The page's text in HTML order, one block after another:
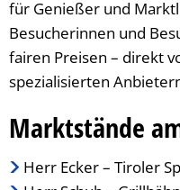
für Genießer und
Besucherinnen und
fairen Preisen – direkt
spezialisierten
Marktstände
Herr Ecker – Tiroler